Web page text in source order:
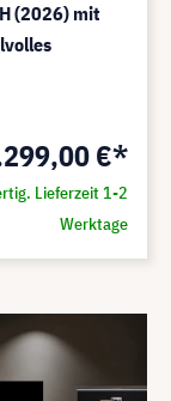
(2026) mit
€*
Lieferzeit 1-2
Werktage